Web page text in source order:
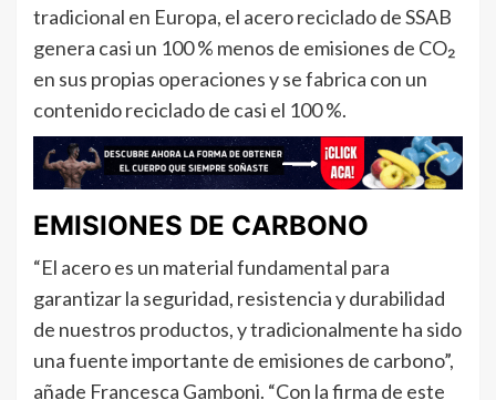
tradicional en Europa, el acero reciclado de SSAB
genera casi un 100 % menos de emisiones de CO₂
en sus propias operaciones y se fabrica con un
contenido reciclado de casi el 100 %.
EMISIONES DE CARBONO
“El acero es un material fundamental para
garantizar la seguridad, resistencia y durabilidad
de nuestros productos, y tradicionalmente ha sido
una fuente importante de emisiones de carbono”,
añade Francesca Gamboni. “Con la firma de este